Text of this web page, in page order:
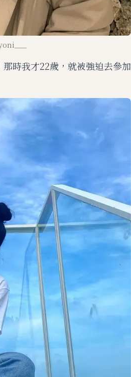
那時我才22歲，就被強迫去參加